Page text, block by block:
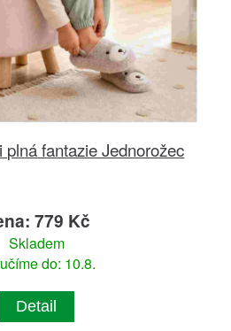
plná fantazie Jednorožec
779 Kč
Skladem
do: 10.8.
Detail